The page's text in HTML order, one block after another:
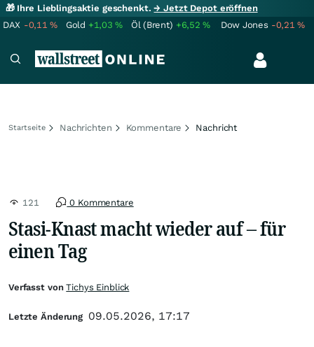
🎁 Ihre Lieblingsaktie geschenkt.→ Jetzt Depot eröffnen
DAX -0,11% Gold +1,03% Öl (Brent) +6,52% Dow Jones -0,21%
Startseite Nachrichten Kommentare Nachricht
121 0 Kommentare
Stasi-Knast macht wieder auf – für
einen Tag
Verfasst vonTichys Einblick
Letzte Änderung 09.05.2026, 17:17